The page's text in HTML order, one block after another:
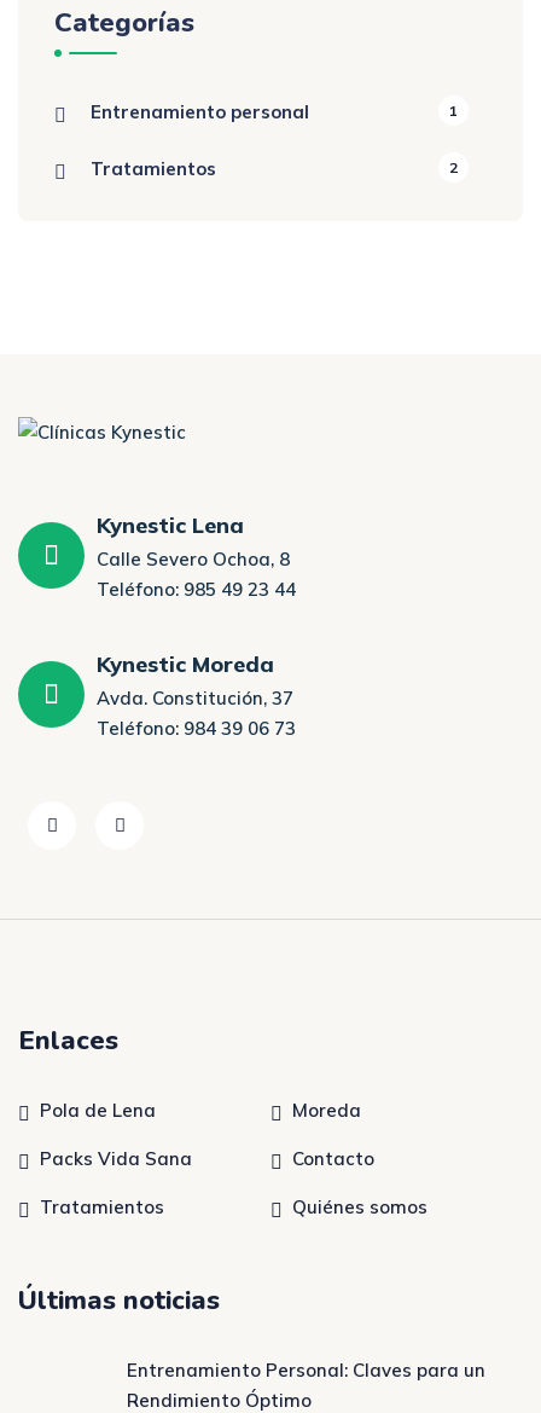
Categorías
Entrenamiento personal 1
Tratamientos 2
Kynestic Lena
Calle Severo Ochoa, 8
Teléfono: 985 49 23 44
Kynestic Moreda
Avda. Constitución, 37
Teléfono: 984 39 06 73
Enlaces
Pola de Lena Moreda
Packs Vida Sana Contacto
Tratamientos Quiénes somos
Últimas noticias
Entrenamiento Personal: Claves para un
Rendimiento Óptimo